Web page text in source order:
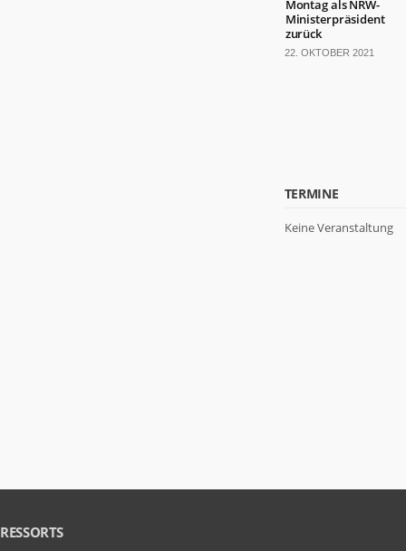
Montag als NRW-
Ministerpräsident
zurück
22. OKTOBER 2021
TERMINE
Keine Veranstaltung
RESSORTS